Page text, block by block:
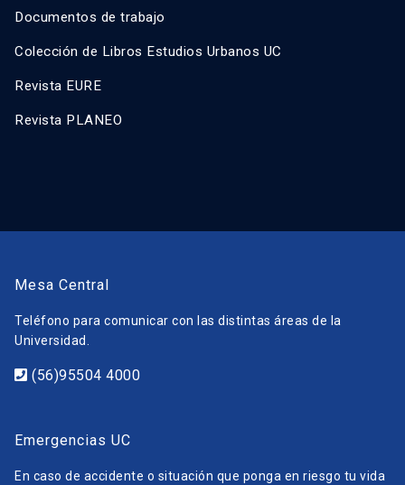
Documentos de trabajo
Colección de Libros Estudios Urbanos UC
Revista EURE
Revista PLANEO
Mesa Central
Teléfono para comunicar con las distintas áreas de la
Universidad.
(56)95504 4000
Emergencias UC
En caso de accidente o situación que ponga en riesgo tu vida